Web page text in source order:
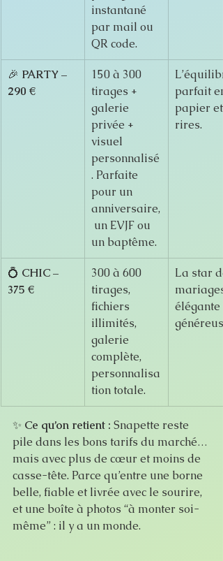
instantané
par mail ou
QR code.
🎉 PARTY –
290 €
150 à 300
tirages +
galerie
privée +
visuel
personnalisé
. Parfaite
pour un
anniversaire,
un EVJF ou
un baptême.
parfait
papier et
rires.
💍 CHIC –
375 €
300 à 600
tirages,
fichiers
illimités,
galerie
complète,
personnalisa
tion totale.
La star
mariages,
élégante
✨ Ce qu’on retient : Snapette reste
pile dans les bons tarifs du marché…
mais avec plus de cœur et moins de
casse-tête. Parce qu’entre une borne
belle, fiable et livrée avec le sourire,
et une boîte à photos “à monter soi-
même” : il y a un monde.